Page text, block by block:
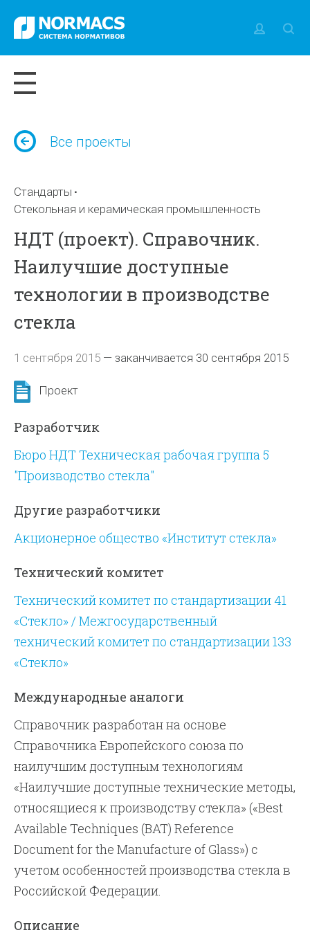
Все проекты
Стандарты
Стекольная и керамическая промышленность
НДТ (проект). Справочник.
Наилучшие доступные
технологии в производстве
стекла
1 сентября 2015 —заканчивается 30 сентября 2015
Проект
Разработчик
Бюро НДТ Техническая рабочая группа 5
"Производство стекла"
Другие разработчики
Акционерное общество «Институт стекла»
Технический комитет
Технический комитет по стандартизации 41
«Стекло» / Межгосударственный
технический комитет по стандартизации 133
«Стекло»
Международные аналоги
Справочник разработан на основе
Справочника Европейского союза по
наилучшим доступным технологиям
«Наилучшие доступные технические методы,
относящиеся к производству стекла» («Best
Available Techniques (BAT) Reference
Document for the Manufacture of Glass») с
учетом особенностей производства стекла в
Российской Федерации.
Описание